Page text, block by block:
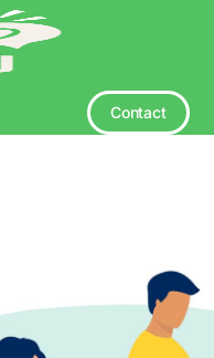
Contact